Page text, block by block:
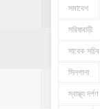
সমাবেশ
সরিষাবাড়ী
সাবেক সচিব
সিলগালা
স্বাস্থ্য দর্পণ